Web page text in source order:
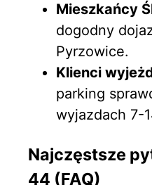
Mieszkańcy
dogodny
Pyrzowice.
Klienci
parking
wyjazdach 7-
Najczęstsze
44 (FAQ)